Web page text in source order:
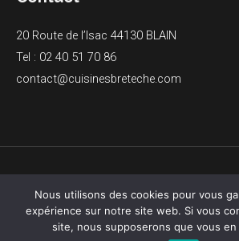
20 Route de l’Isac 44130 BLAIN
Tel : 02 40 51 70 86
contact@cuisinesbreteche.com
Nous utilisons des cookies pour vous
expérience sur notre site web. Si vous
site, nous supposerons que vous